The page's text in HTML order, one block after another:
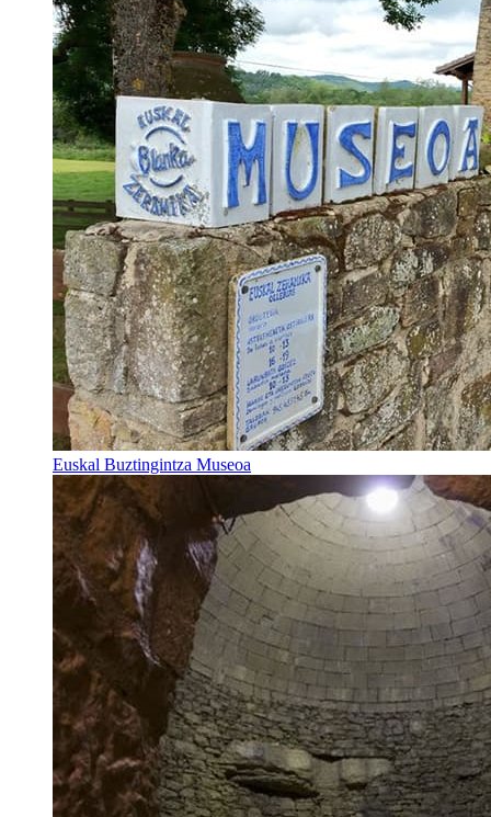
Euskal Buztingintza Museoa